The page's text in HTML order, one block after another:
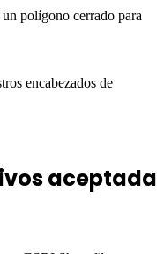
polígono cerrado para
encabezados de
aceptada